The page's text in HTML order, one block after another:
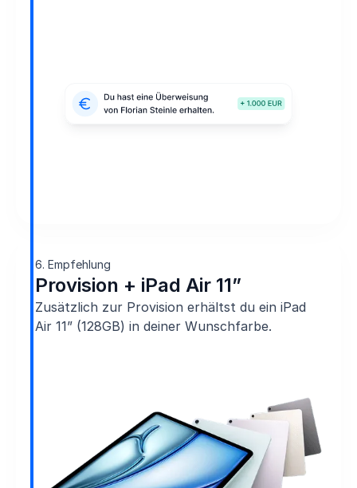
6. Empfehlung
Provision + iPad Air 11”
Zusätzlich zur Provision erhältst du ein iPad
Air 11” (128GB) in deiner Wunschfarbe.